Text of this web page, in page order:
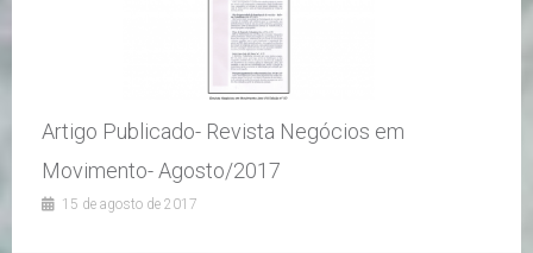
Artigo Publicado- Revista Negócios em
Movimento- Agosto/2017
15 de agosto de 2017